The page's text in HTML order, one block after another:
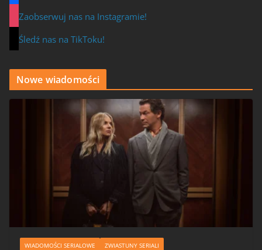
Zaobserwuj nas na Instagramie!
Śledź nas na TikToku!
Nowe wiadomości
WIADOMOŚCI SERIALOWE ZWIASTUNY SERIALI